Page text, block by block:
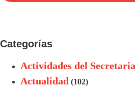
Categorías
Actividades del
Actualidad (102)